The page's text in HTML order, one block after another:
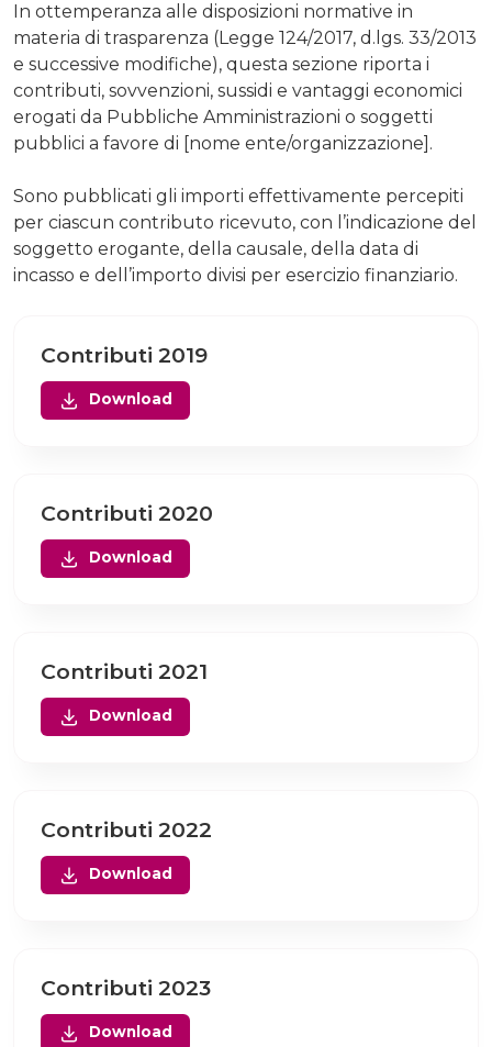
In ottemperanza alle disposizioni normative in
materia di trasparenza (Legge 124/2017, d.lgs. 33/2013
e successive modifiche), questa sezione riporta i
contributi, sovvenzioni, sussidi e vantaggi economici
erogati da Pubbliche Amministrazioni o soggetti
pubblici a favore di [nome ente/organizzazione].
Sono pubblicati gli importi effettivamente percepiti
per ciascun contributo ricevuto, con l’indicazione del
soggetto erogante, della causale, della data di
incasso e dell’importo divisi per esercizio finanziario.
Contributi 2019
Download
Contributi 2020
Download
Contributi 2021
Download
Contributi 2022
Download
Contributi 2023
Download